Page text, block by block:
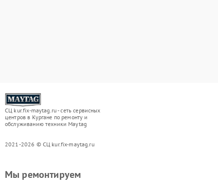
СЦ kur.fix-maytag.ru - сеть сервисных
центров в Кургане по ремонту и
обслуживанию техники Maytag
2021-2026 © СЦ kur.fix-maytag.ru
Мы ремонтируем